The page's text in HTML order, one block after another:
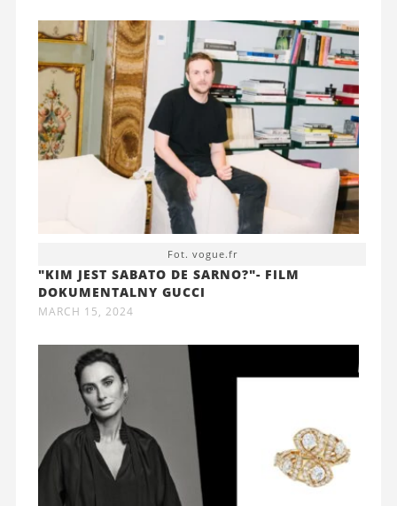
Fot. vogue.fr
"KIM JEST SABATO DE SARNO?"- FILM
DOKUMENTALNY GUCCI
MARCH 15, 2024